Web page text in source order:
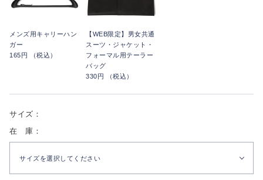
メンズ用キャリーハン
ガー
165円 （税込）
【WEB限定】男女共通
スーツ・ジャケット・
フォーマル用テーラー
バッグ
330円 （税込）
サイズ：
在 庫：
サイズを選択してください